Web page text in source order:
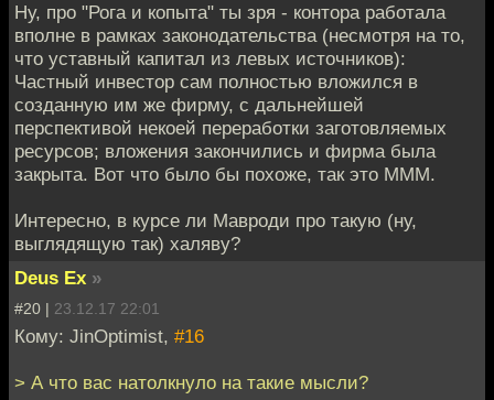
Ну, про "Рога и копыта" ты зря - контора работала
вполне в рамках законодательства (несмотря на то,
что уставный капитал из левых источников):
Частный инвестор сам полностью вложился в
созданную им же фирму, с дальнейшей
перспективой некоей переработки заготовляемых
ресурсов; вложения закончились и фирма была
закрыта. Вот что было бы похоже, так это МММ.
Интересно, в курсе ли Мавроди про такую (ну,
выглядящую так) халяву?
Deus Ex »
#20 | 23.12.17 22:01
Кому: JinOptimist, #16
> А что вас натолкнуло на такие мысли?